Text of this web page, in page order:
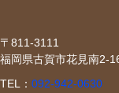
〒811-3111
福岡県古賀市花見南2-
TEL： 092-942-0630